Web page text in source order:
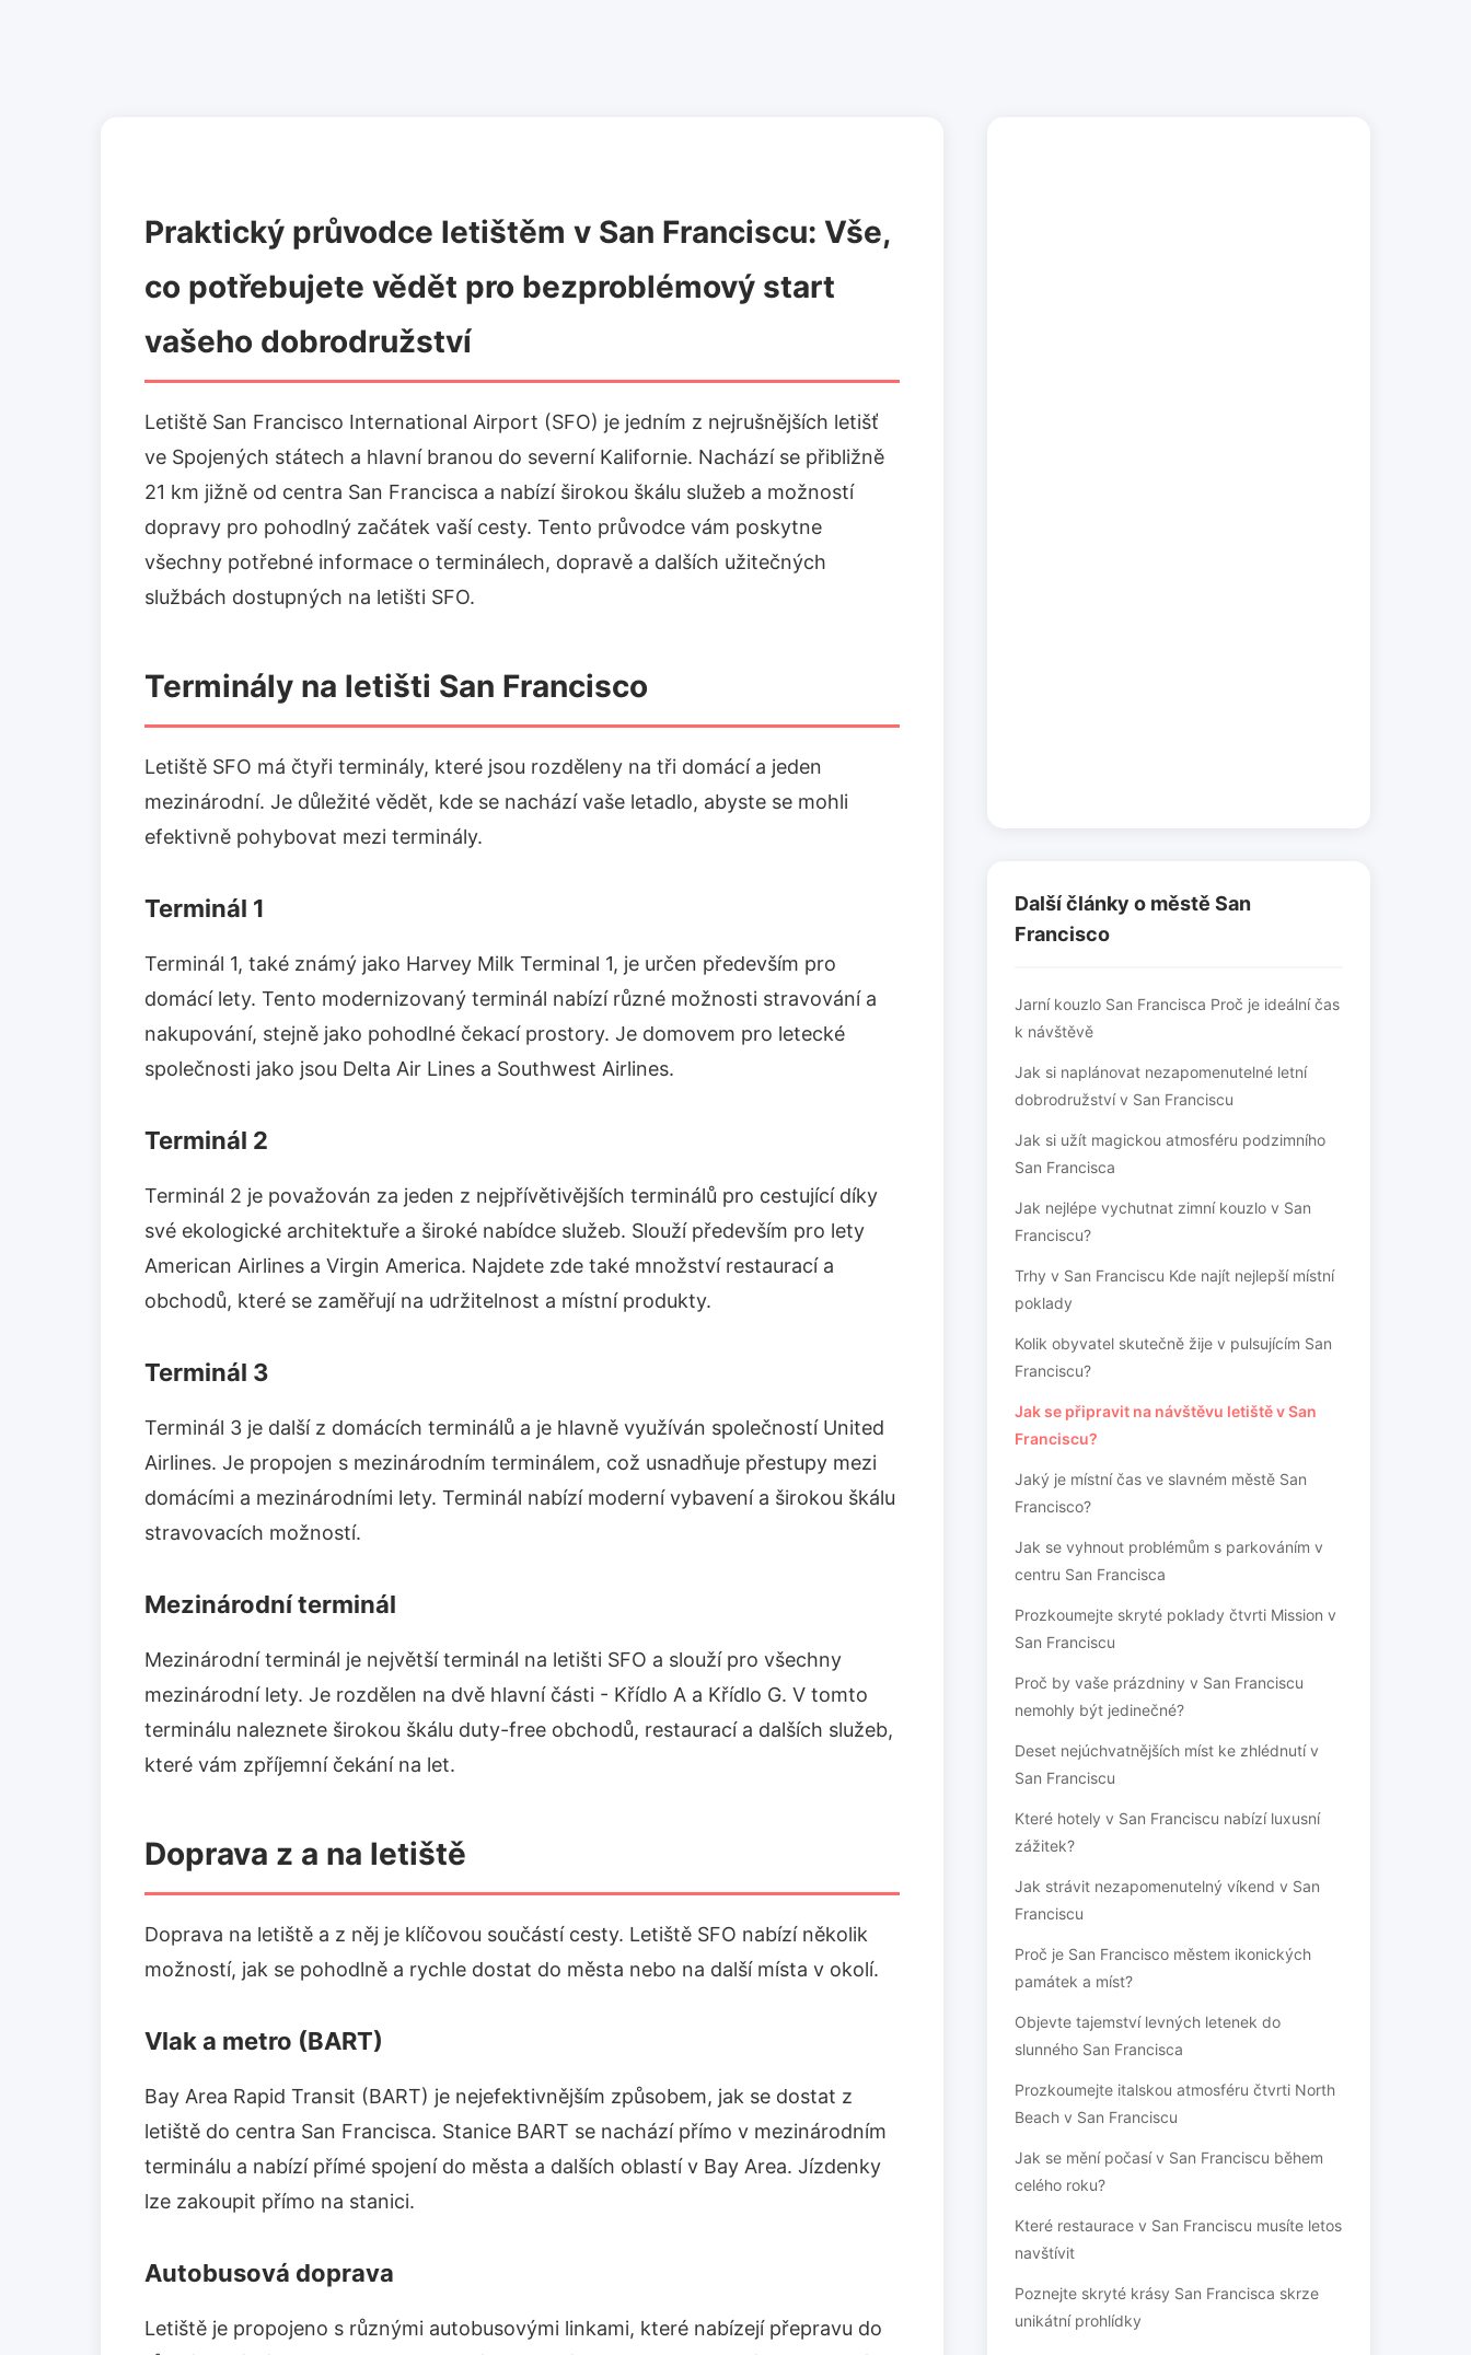
Praktický průvodce letištěm v San Franciscu: Vše,
co potřebujete vědět pro bezproblémový start
vašeho dobrodružství
Letiště San Francisco International Airport (SFO) je jedním z nejrušnějších letišť
ve Spojených státech a hlavní branou do severní Kalifornie. Nachází se přibližně
21 km jižně od centra San Francisca a nabízí širokou škálu služeb a možností
dopravy pro pohodlný začátek vaší cesty. Tento průvodce vám poskytne
všechny potřebné informace o terminálech, dopravě a dalších užitečných
službách dostupných na letišti SFO.
Terminály na letišti San Francisco
Letiště SFO má čtyři terminály, které jsou rozděleny na tři domácí a jeden
mezinárodní. Je důležité vědět, kde se nachází vaše letadlo, abyste se mohli
efektivně pohybovat mezi terminály.
Terminál 1
Terminál 1, také známý jako Harvey Milk Terminal 1, je určen především pro
domácí lety. Tento modernizovaný terminál nabízí různé možnosti stravování a
nakupování, stejně jako pohodlné čekací prostory. Je domovem pro letecké
společnosti jako jsou Delta Air Lines a Southwest Airlines.
Terminál 2
Terminál 2 je považován za jeden z nejpřívětivějších terminálů pro cestující díky
své ekologické architektuře a široké nabídce služeb. Slouží především pro lety
American Airlines a Virgin America. Najdete zde také množství restaurací a
obchodů, které se zaměřují na udržitelnost a místní produkty.
Terminál 3
Terminál 3 je další z domácích terminálů a je hlavně využíván společností United
Airlines. Je propojen s mezinárodním terminálem, což usnadňuje přestupy mezi
domácími a mezinárodními lety. Terminál nabízí moderní vybavení a širokou škálu
stravovacích možností.
Mezinárodní terminál
Mezinárodní terminál je největší terminál na letišti SFO a slouží pro všechny
mezinárodní lety. Je rozdělen na dvě hlavní části - Křídlo A a Křídlo G. V tomto
terminálu naleznete širokou škálu duty-free obchodů, restaurací a dalších služeb,
které vám zpříjemní čekání na let.
Doprava z a na letiště
Doprava na letiště a z něj je klíčovou součástí cesty. Letiště SFO nabízí několik
možností, jak se pohodlně a rychle dostat do města nebo na další místa v okolí.
Vlak a metro (BART)
Bay Area Rapid Transit (BART) je nejefektivnějším způsobem, jak se dostat z
letiště do centra San Francisca. Stanice BART se nachází přímo v mezinárodním
terminálu a nabízí přímé spojení do města a dalších oblastí v Bay Area. Jízdenky
lze zakoupit přímo na stanici.
Autobusová doprava
Letiště je propojeno s různými autobusovými linkami, které nabízejí přepravu do
Další články o městě San
Francisco
Jarní kouzlo San Francisca Proč je ideální čas
k návštěvě
Jak si naplánovat nezapomenutelné letní
dobrodružství v San Franciscu
Jak si užít magickou atmosféru podzimního
San Francisca
Jak nejlépe vychutnat zimní kouzlo v San
Franciscu?
Trhy v San Franciscu Kde najít nejlepší místní
poklady
Kolik obyvatel skutečně žije v pulsujícím San
Franciscu?
Jak se připravit na návštěvu letiště v San
Franciscu?
Jaký je místní čas ve slavném městě San
Francisco?
Jak se vyhnout problémům s parkováním v
centru San Francisca
Prozkoumejte skryté poklady čtvrti Mission v
San Franciscu
Proč by vaše prázdniny v San Franciscu
nemohly být jedinečné?
Deset nejúchvatnějších míst ke zhlédnutí v
San Franciscu
Které hotely v San Franciscu nabízí luxusní
zážitek?
Jak strávit nezapomenutelný víkend v San
Franciscu
Proč je San Francisco městem ikonických
památek a míst?
Objevte tajemství levných letenek do
slunného San Francisca
Prozkoumejte italskou atmosféru čtvrti North
Beach v San Franciscu
Jak se mění počasí v San Franciscu během
celého roku?
Které restaurace v San Franciscu musíte letos
navštívit
Poznejte skryté krásy San Francisca skrze
unikátní prohlídky